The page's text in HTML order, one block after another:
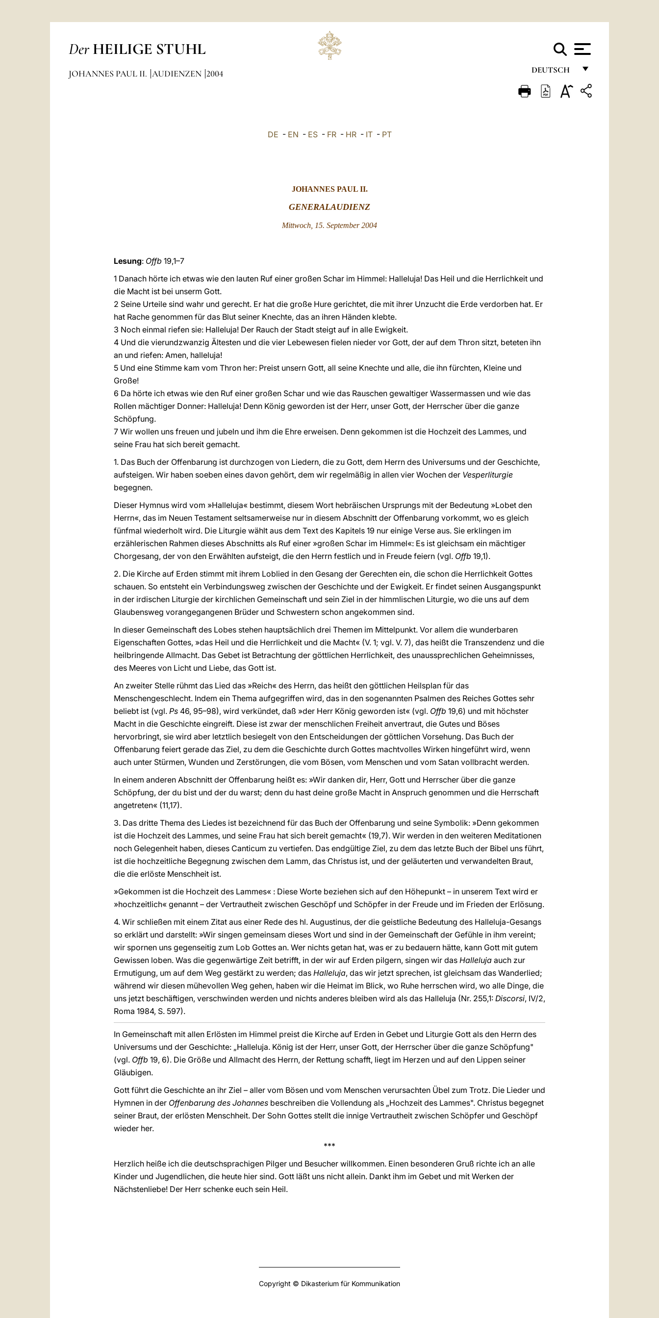
Der HEILIGE STUHL
DEUTSCH
FRANÇAIS
JOHANNES PAUL II. AUDIENZEN 2004
DE - EN - ES- FR- HR- IT- PT
JOHANNES PAUL II.
GENERALAUDIENZ
Mittwoch, 15. September 2004
Lesung: Offb 19,1–7
1 Danach hörte ich etwas wie den lauten Ruf einer großen Schar im Himmel: Halleluja! Das Heil und die Herrlichkeit und
die Macht ist bei unserm Gott.
2 Seine Urteile sind wahr und gerecht. Er hat die große Hure gerichtet, die mit ihrer Unzucht die Erde verdorben hat. Er
hat Rache genommen für das Blut seiner Knechte, das an ihren Händen klebte.
3 Noch einmal riefen sie: Halleluja! Der Rauch der Stadt steigt auf in alle Ewigkeit.
4 Und die vierundzwanzig Ältesten und die vier Lebewesen fielen nieder vor Gott, der auf dem Thron sitzt, beteten ihn
an und riefen: Amen, halleluja!
5 Und eine Stimme kam vom Thron her: Preist unsern Gott, all seine Knechte und alle, die ihn fürchten, Kleine und
Große!
6 Da hörte ich etwas wie den Ruf einer großen Schar und wie das Rauschen gewaltiger Wassermassen und wie das
Rollen mächtiger Donner: Halleluja! Denn König geworden ist der Herr, unser Gott, der Herrscher über die ganze
Schöpfung.
7 Wir wollen uns freuen und jubeln und ihm die Ehre erweisen. Denn gekommen ist die Hochzeit des Lammes, und
seine Frau hat sich bereit gemacht.
1. Das Buch der Offenbarung ist durchzogen von Liedern, die zu Gott, dem Herrn des Universums und der Geschichte,
aufsteigen. Wir haben soeben eines davon gehört, dem wir regelmäßig in allen vier Wochen der Vesperliturgie
begegnen.
Dieser Hymnus wird vom »Halleluja« bestimmt, diesem Wort hebräischen Ursprungs mit der Bedeutung »Lobet den
Herrn«, das im Neuen Testament seltsamerweise nur in diesem Abschnitt der Offenbarung vorkommt, wo es gleich
fünfmal wiederholt wird. Die Liturgie wählt aus dem Text des Kapitels 19 nur einige Verse aus. Sie erklingen im
erzählerischen Rahmen dieses Abschnitts als Ruf einer »großen Schar im Himmel«: Es ist gleichsam ein mächtiger
Chorgesang, der von den Erwählten aufsteigt, die den Herrn festlich und in Freude feiern (vgl. Offb 19,1).
2. Die Kirche auf Erden stimmt mit ihrem Loblied in den Gesang der Gerechten ein, die schon die Herrlichkeit Gottes
schauen. So entsteht ein Verbindungsweg zwischen der Geschichte und der Ewigkeit. Er findet seinen Ausgangspunkt
in der irdischen Liturgie der kirchlichen Gemeinschaft und sein Ziel in der himmlischen Liturgie, wo die uns auf dem
Glaubensweg vorangegangenen Brüder und Schwestern schon angekommen sind.
In dieser Gemeinschaft des Lobes stehen hauptsächlich drei Themen im Mittelpunkt. Vor allem die wunderbaren
Eigenschaften Gottes, »das Heil und die Herrlichkeit und die Macht« (V. 1; vgl. V. 7), das heißt die Transzendenz und die
heilbringende Allmacht. Das Gebet ist Betrachtung der göttlichen Herrlichkeit, des unaussprechlichen Geheimnisses,
des Meeres von Licht und Liebe, das Gott ist.
An zweiter Stelle rühmt das Lied das »Reich« des Herrn, das heißt den göttlichen Heilsplan für das
Menschengeschlecht. Indem ein Thema aufgegriffen wird, das in den sogenannten Psalmen des Reiches Gottes sehr
beliebt ist (vgl. Ps 46, 95–98), wird verkündet, daß »der Herr König geworden ist« (vgl. Offb 19,6) und mit höchster
Macht in die Geschichte eingreift. Diese ist zwar der menschlichen Freiheit anvertraut, die Gutes und Böses
hervorbringt, sie wird aber letztlich besiegelt von den Entscheidungen der göttlichen Vorsehung. Das Buch der
Offenbarung feiert gerade das Ziel, zu dem die Geschichte durch Gottes machtvolles Wirken hingeführt wird, wenn
auch unter Stürmen, Wunden und Zerstörungen, die vom Bösen, vom Menschen und vom Satan vollbracht werden.
In einem anderen Abschnitt der Offenbarung heißt es: »Wir danken dir, Herr, Gott und Herrscher über die ganze
Schöpfung, der du bist und der du warst; denn du hast deine große Macht in Anspruch genommen und die Herrschaft
angetreten« (11,17).
3. Das dritte Thema des Liedes ist bezeichnend für das Buch der Offenbarung und seine Symbolik: »Denn gekommen
ist die Hochzeit des Lammes, und seine Frau hat sich bereit gemacht« (19,7). Wir werden in den weiteren Meditationen
noch Gelegenheit haben, dieses Canticum zu vertiefen. Das endgültige Ziel, zu dem das letzte Buch der Bibel uns führt,
ist die hochzeitliche Begegnung zwischen dem Lamm, das Christus ist, und der geläuterten und verwandelten Braut,
die die erlöste Menschheit ist.
»Gekommen ist die Hochzeit des Lammes« : Diese Worte beziehen sich auf den Höhepunkt – in unserem Text wird er
»hochzeitlich« genannt – der Vertrautheit zwischen Geschöpf und Schöpfer in der Freude und im Frieden der Erlösung.
4. Wir schließen mit einem Zitat aus einer Rede des hl. Augustinus, der die geistliche Bedeutung des Halleluja-Gesangs
so erklärt und darstellt: »Wir singen gemeinsam dieses Wort und sind in der Gemeinschaft der Gefühle in ihm vereint;
wir spornen uns gegenseitig zum Lob Gottes an. Wer nichts getan hat, was er zu bedauern hätte, kann Gott mit gutem
Gewissen loben. Was die gegenwärtige Zeit betrifft, in der wir auf Erden pilgern, singen wir das Halleluja auch zur
Ermutigung, um auf dem Weg gestärkt zu werden; das Halleluja, das wir jetzt sprechen, ist gleichsam das Wanderlied;
während wir diesen mühevollen Weg gehen, haben wir die Heimat im Blick, wo Ruhe herrschen wird, wo alle Dinge, die
uns jetzt beschäftigen, verschwinden werden und nichts anderes bleiben wird als das Halleluja (Nr. 255,1: Discorsi, IV/2,
Roma 1984, S. 597).
In Gemeinschaft mit allen Erlösten im Himmel preist die Kirche auf Erden in Gebet und Liturgie Gott als den Herrn des
Universums und der Geschichte: „Halleluja. König ist der Herr, unser Gott, der Herrscher über die ganze Schöpfung"
(vgl. Offb 19, 6). Die Größe und Allmacht des Herrn, der Rettung schafft, liegt im Herzen und auf den Lippen seiner
Gläubigen.
Gott führt die Geschichte an ihr Ziel – aller vom Bösen und vom Menschen verursachten Übel zum Trotz. Die Lieder und
Hymnen in der Offenbarung des Johannes beschreiben die Vollendung als „Hochzeit des Lammes". Christus begegnet
seiner Braut, der erlösten Menschheit. Der Sohn Gottes stellt die innige Vertrautheit zwischen Schöpfer und Geschöpf
wieder her.
***
Herzlich heiße ich die deutschsprachigen Pilger und Besucher willkommen. Einen besonderen Gruß richte ich an alle
Kinder und Jugendlichen, die heute hier sind. Gott läßt uns nicht allein. Dankt ihm im Gebet und mit Werken der
Nächstenliebe! Der Herr schenke euch sein Heil.
Copyright © Dikasterium für Kommunikation